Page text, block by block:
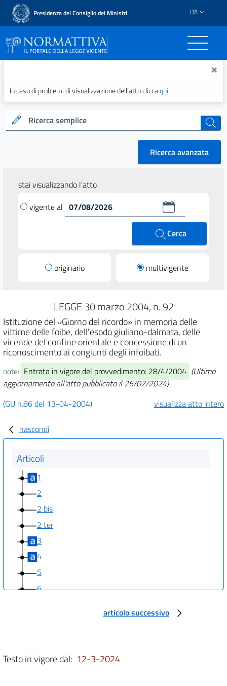
Presidenza del Consiglio dei Ministri ITA
Normattiva - Il portale ×
In caso di problemi di visualizzazione dell’atto cliccaqui
Ricerca semplice cerca
Ricerca avanzata
stai visualizzando l'atto
vigente al
Cerca
originario multivigente
LEGGE 30 marzo 2004, n. 92
Istituzione del «Giorno del ricordo» in memoria delle
vittime delle foibe, dell'esodo giuliano-dalmata, delle
vicende del confine orientale e concessione di un
riconoscimento ai congiunti degli infoibati.
note: Entrata in vigore del provvedimento: 28/4/2004 (Ultimo
aggiornamento all'atto pubblicato il 26/02/2024)
(GU n.86 del 13-04-2004)
visualizza atto intero
nascondi
Articoli
1
2
2 bis
2 ter
3
4
5
6
articolo successivo
Testo in vigore dal: 12-3-2024